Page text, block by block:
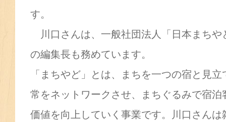
す。
川口さんは、一般社団法人「日本まちや
の編集長も務めています。
「まちやど」とは、まちを一つの宿と見
常をネットワークさせ、まちぐるみで宿
価値を向上していく事業です。川口さん